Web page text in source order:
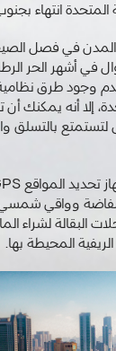
المتحدة انتهاء
في فصل
في أشهر الحر
وجود طرق
إلا أنه يمكنك
لتستمتع بالتسلق
تحديد المواقع
وواقي
لشراء
المحيطة بها.